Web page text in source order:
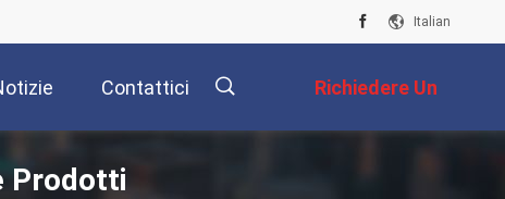
Italian
Contattici Richiedere Un
Preventivo
Prodotti